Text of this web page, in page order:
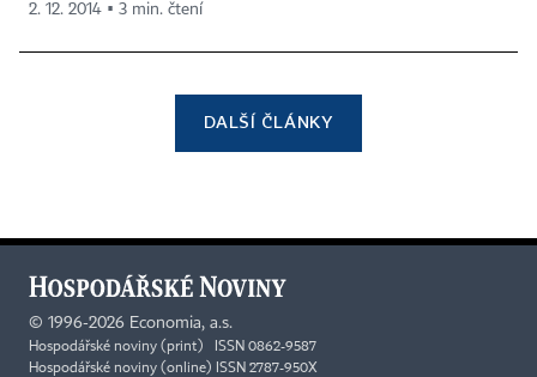
2. 12. 2014 ▪ 3 min. čtení
DALŠÍ ČLÁNKY
© 1996-2026 Economia, a.s.
Hospodářské noviny (print) ISSN 0862-9587
Hospodářské noviny (online) ISSN 2787-950X